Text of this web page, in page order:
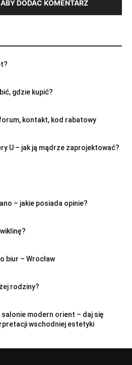
DODAĆ KOMENTARZ
gdzie kupić?
kontakt, kod rabatowy
U – jak ją mądrze zaprojektować?
– jakie posiada opinie?
biur – Wrocław
rodziny?
salonie modern orient – daj się
wschodniej estetyki